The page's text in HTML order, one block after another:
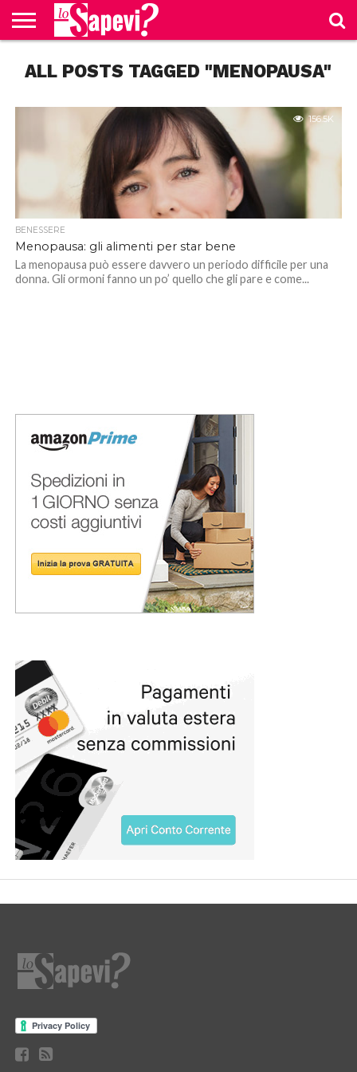
BENESSERE
GOSSIP
PRODOTTI
AMAZON
NEWS
CASA E
CUCINA
ALL POSTS TAGGED "MENOPAUSA"
156.5K
BENESSERE
Menopausa: gli alimenti per star bene
La menopausa può essere davvero un periodo difficile per una
donna. Gli ormoni fanno un po’ quello che gli pare e come...